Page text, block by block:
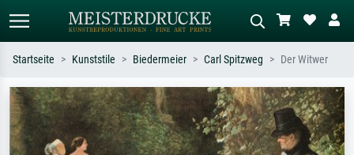
Standardsuche KI-Bildersuche
Suchen Sie nach Künstlern, Werktiteln
oder Stilen – z.B. Monet,
Sternennacht, Impressionismus, Welle
Beschreiben Sie die Szene – z.B. Grüne
Wiese, Abstrakt mit viel Rot, Dunkles
Ölgemälde, Stehender Akt neben einem
Startseite Kunststile Biedermeier Carl Spitzweg Der Witwer